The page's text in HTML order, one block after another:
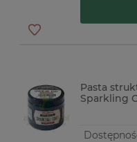
Pasta
Sparkling